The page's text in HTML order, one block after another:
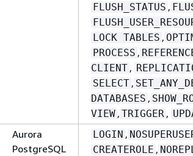
FLUSH_STATUS ,
LOCK TABLES ,
PROCESS ,
CLIENT ,
SELECT ,
DATABASES ,
VIEW , TRIGGER ,
Aurora
PostgreSQL
LOGIN ,
CREATEROLE ,